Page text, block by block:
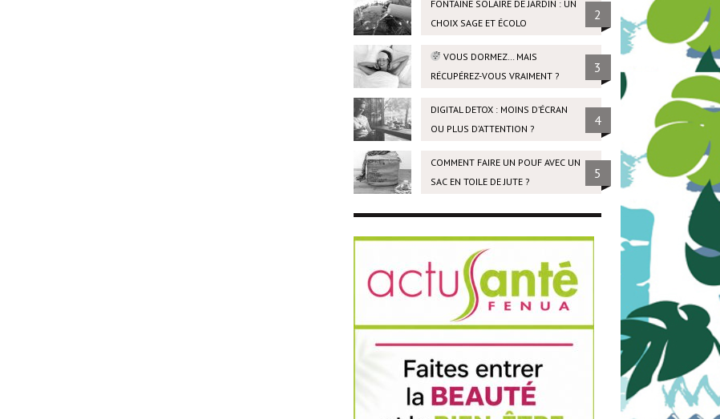
FONTAINE SOLAIRE DE JARDIN : UN
CHOIX SAGE ET ÉCOLO
2
VOUS DORMEZ… MAIS
RÉCUPÉREZ-VOUS VRAIMENT ?
3
DIGITAL DETOX : MOINS D’ÉCRAN
OU PLUS D’ATTENTION ?
4
COMMENT FAIRE UN POUF AVEC UN
SAC EN TOILE DE JUTE ?
5